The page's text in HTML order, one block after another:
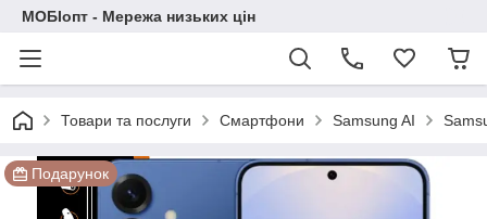
МОБІопт - Мережа низьких цін
Товари та послуги Смартфони Samsung AI
Подарунок